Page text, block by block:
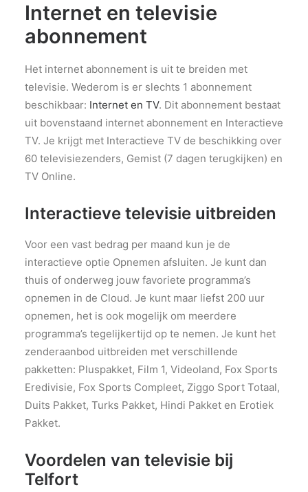
Internet en televisie
abonnement
Het internet abonnement is uit te breiden met
televisie. Wederom is er slechts 1 abonnement
beschikbaar: Internet en TV. Dit abonnement bestaat
uit bovenstaand internet abonnement en Interactieve
TV. Je krijgt met Interactieve TV de beschikking over
60 televisiezenders, Gemist (7 dagen terugkijken) en
TV Online.
Interactieve televisie uitbreiden
Voor een vast bedrag per maand kun je de
interactieve optie Opnemen afsluiten. Je kunt dan
thuis of onderweg jouw favoriete programma’s
opnemen in de Cloud. Je kunt maar liefst 200 uur
opnemen, het is ook mogelijk om meerdere
programma’s tegelijkertijd op te nemen. Je kunt het
zenderaanbod uitbreiden met verschillende
pakketten: Pluspakket, Film 1, Videoland, Fox Sports
Eredivisie, Fox Sports Compleet, Ziggo Sport Totaal,
Duits Pakket, Turks Pakket, Hindi Pakket en Erotiek
Pakket.
Voordelen van televisie bij
Telfort